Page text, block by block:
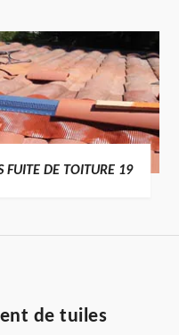
FUITE DE TOITURE 19
de tuiles